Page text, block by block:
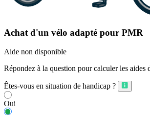
Achat d'un vélo adapté pour PMR
Aide non disponible
Répondez à la question pour calculer les aides
Êtes-vous en situation de handicap ?
Oui